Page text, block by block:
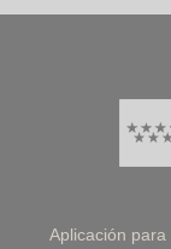
Aplicación